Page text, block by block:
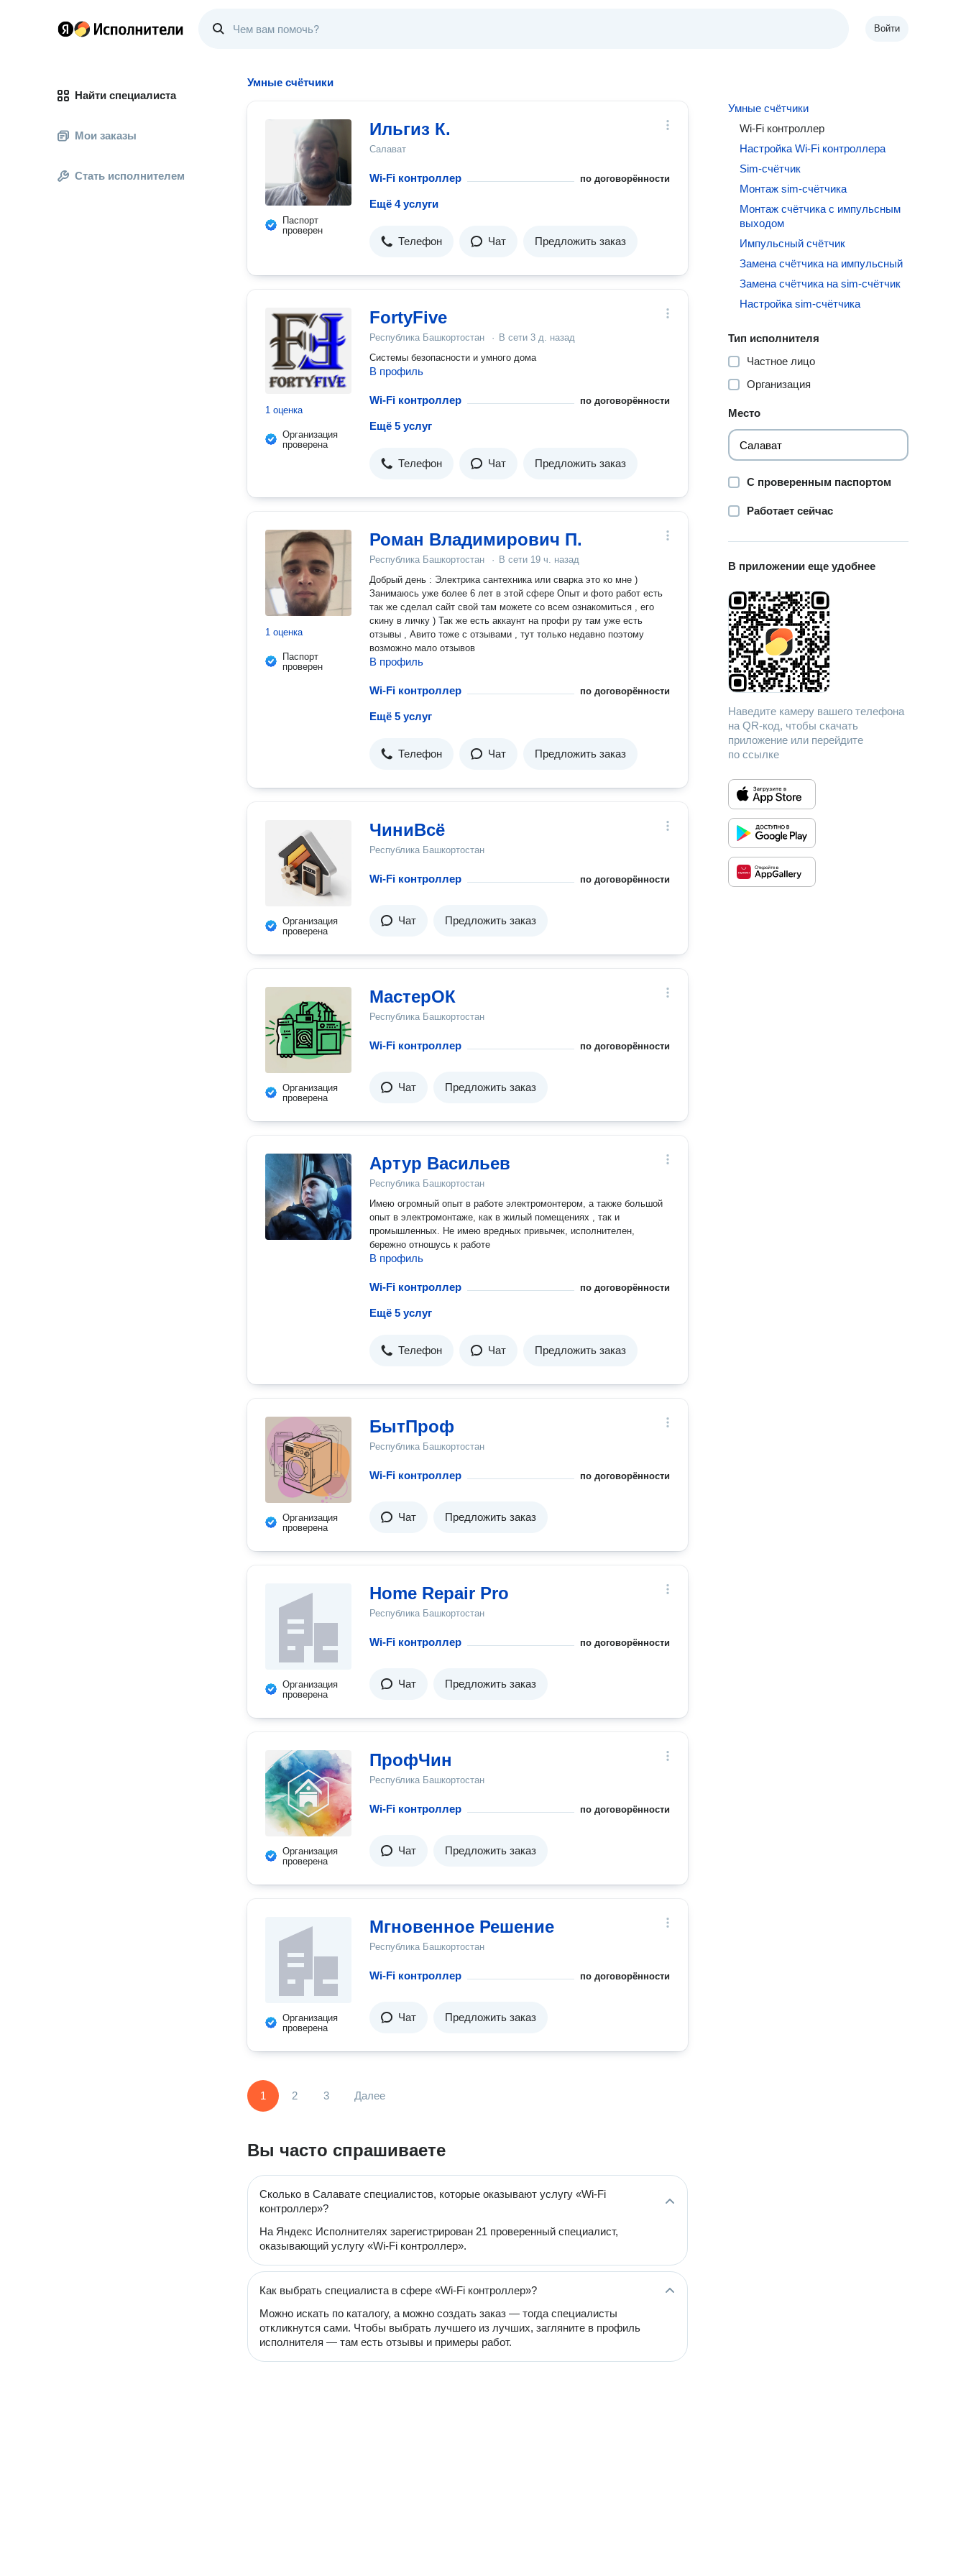
Войти
Найти специалиста
Мои заказы
Стать исполнителем
Умные счётчики
Паспорт
проверен
Ильгиз К.
Салават
Wi-Fi контроллер по договорённости
Ещё 4 услуги
Телефон Чат Предложить заказ
1 оценка
Организация
проверена
FortyFive
Республика Башкортостан · В сети 3 д. назад
Системы безопасности и умного дома
В профиль
Wi-Fi контроллер по договорённости
Ещё 5 услуг
Телефон Чат Предложить заказ
1 оценка
Паспорт
проверен
Роман Владимирович П.
Республика Башкортостан · В сети 19 ч. назад
Добрый день : Электрика сантехника или сварка это ко мне )
Занимаюсь уже более 6 лет в этой сфере Опыт и фото работ есть
так же сделал сайт свой там можете со всем ознакомиться , его
скину в личку ) Так же есть аккаунт на профи ру там уже есть
отзывы , Авито тоже с отзывами , тут только недавно поэтому
возможно мало отзывов
В профиль
Wi-Fi контроллер по договорённости
Ещё 5 услуг
Телефон Чат Предложить заказ
Организация
проверена
ЧиниВсё
Республика Башкортостан
Wi-Fi контроллер по договорённости
Чат Предложить заказ
Организация
проверена
МастерОК
Республика Башкортостан
Wi-Fi контроллер по договорённости
Чат Предложить заказ
Артур Васильев
Республика Башкортостан
Имею огромный опыт в работе электромонтером, а также большой
опыт в электромонтаже, как в жилый помещениях , так и
промышленных. Не имею вредных привычек, исполнителен,
бережно отношусь к работе
В профиль
Wi-Fi контроллер по договорённости
Ещё 5 услуг
Телефон Чат Предложить заказ
Организация
проверена
БытПроф
Республика Башкортостан
Wi-Fi контроллер по договорённости
Чат Предложить заказ
Организация
проверена
Home Repair Pro
Республика Башкортостан
Wi-Fi контроллер по договорённости
Чат Предложить заказ
Организация
проверена
ПрофЧин
Республика Башкортостан
Wi-Fi контроллер по договорённости
Чат Предложить заказ
Организация
проверена
Мгновенное Решение
Республика Башкортостан
Wi-Fi контроллер по договорённости
Чат Предложить заказ
1 2 3 Далее
Вы часто спрашиваете
Сколько в Салавате специалистов, которые оказывают услугу «Wi-Fi
контроллер»?
На Яндекс Исполнителях зарегистрирован 21 проверенный специалист,
оказывающий услугу «Wi-Fi контроллер».
Как выбрать специалиста в сфере «Wi-Fi контроллер»?
Можно искать по каталогу, а можно создать заказ — тогда специалисты
откликнутся сами. Чтобы выбрать лучшего из лучших, загляните в профиль
исполнителя — там есть отзывы и примеры работ.
Умные счётчики
Wi-Fi контроллер
Настройка Wi-Fi контроллера
Sim-счётчик
Монтаж sim-счётчика
Монтаж счётчика с импульсным
выходом
Импульсный счётчик
Замена счётчика на импульсный
Замена счётчика на sim-счётчик
Настройка sim-счётчика
Тип исполнителя
Частное лицо
Организация
Место
С проверенным паспортом
Работает сейчас
В приложении еще удобнее
Наведите камеру вашего телефона
на QR-код, чтобы скачать
приложение или перейдите
по ссылке